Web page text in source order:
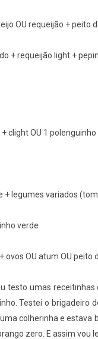
OU requeijão + peito
+ requeijão light +
clight OU 1
+ legumes variados
verde
ovos OU atum OU peito
testo umas
Testei o brigadeiro
colherinha e estava
zero. E assim vou